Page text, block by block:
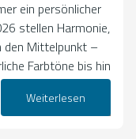
ein persönlicher
stellen Harmonie,
den Mittelpunkt –
Farbtöne bis hin
Weiterlesen